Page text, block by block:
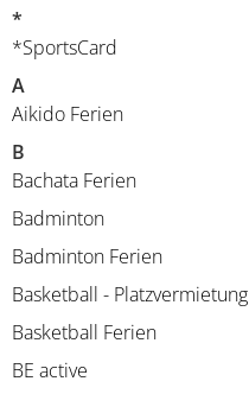
*
*SportsCard
A
Aikido Ferien
B
Bachata Ferien
Badminton
Badminton Ferien
Basketball - Platzvermietung
Basketball Ferien
BE active